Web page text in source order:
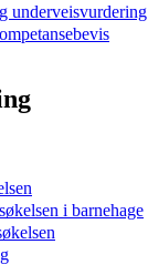
underveisvurdering
i barnehage